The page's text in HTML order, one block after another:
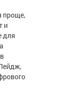
проще,
и
для